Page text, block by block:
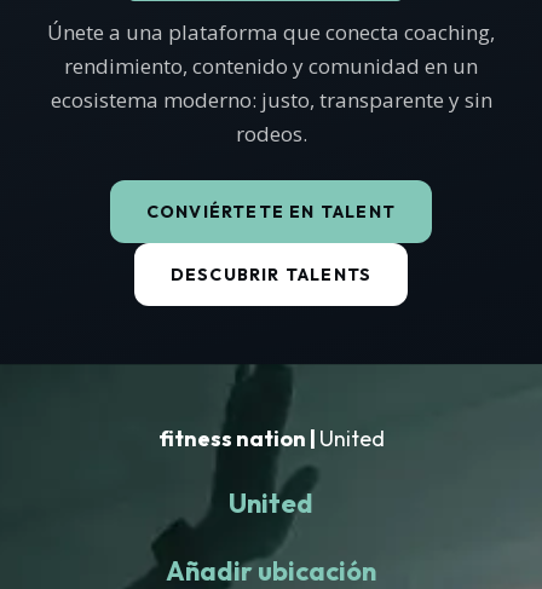
Únete a una plataforma que conecta coaching,
rendimiento, contenido y comunidad en un
ecosistema moderno: justo, transparente y sin
rodeos.
CONVIÉRTETE EN TALENT
DESCUBRIR TALENTS
fitness nation | United
United
Añadir ubicación